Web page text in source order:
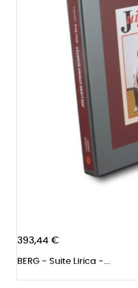
393,44 €
BERG - Suite Lirica -...